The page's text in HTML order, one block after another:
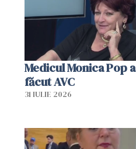
Medicul Monica Pop a
făcut AVC
31 IULIE 2026